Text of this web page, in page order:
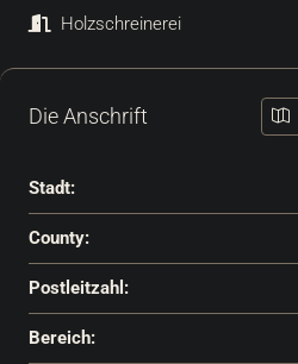
Holzschreinerei
Die Anschrift
Stadt:
County:
Postleitzahl:
Bereich: